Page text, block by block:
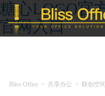
糖心LOGO官
官网入口
Bliss Office > 共享办公 > 联创空